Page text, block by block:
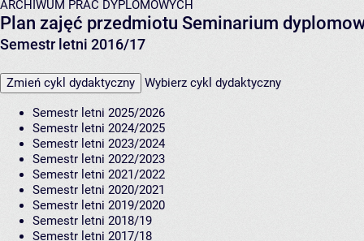
ARCHIWUM PRAC DYPLOMOWYCH
Plan zajęć przedmiotu Seminarium
Semestr letni 2016/17
Zmień cykl dydaktyczny Wybierz cykl dydaktyczny
Semestr letni 2025/2026
Semestr letni 2024/2025
Semestr letni 2023/2024
Semestr letni 2022/2023
Semestr letni 2021/2022
Semestr letni 2020/2021
Semestr letni 2019/2020
Semestr letni 2018/19
Semestr letni 2017/18